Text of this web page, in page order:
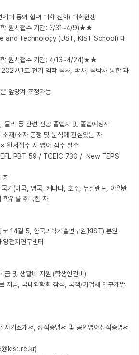
대 등의 협력 대학 진학) 대학원생
and Technology (UST, KIST School) 대
년도 전기 입학 석사, 박사, 석박사 통합 과
앞당겨 조정가능
물리 등 관련 전공 졸업자 및 졸업예정자
재/소자 공정 및 분석에 관심있는 자
원서접수 시 영어 점수 필수
준
가(미국, 영국, 캐나다, 호주, 뉴질랜드, 아일랜
학위를 취득한 자
14길 5, 한국과학기술연구원(KIST) 본원
전지연구센터
금 및 생활비 지원 (학생인건비)
지급, 국내외학회 참석, 국책/기업체 연구개발
자기소개서, 성적증명서 및 공인영어성적증명서